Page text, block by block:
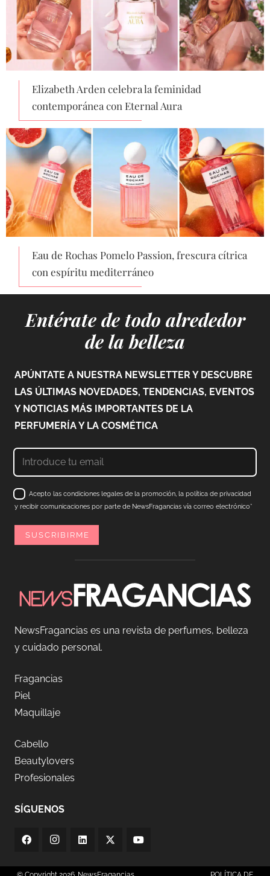
Elizabeth Arden celebra la feminidad
contemporánea con Eternal Aura
Eau de Rochas Pomelo Passion, frescura cítrica
con espíritu mediterráneo
Entérate de todo alrededor
de la belleza
APÚNTATE A NUESTRA NEWSLETTER Y DESCUBRE
LAS ÚLTIMAS NOVEDADES, TENDENCIAS, EVENTOS
Y NOTICIAS MÁS IMPORTANTES DE LA
PERFUMERÍA Y LA COSMÉTICA
Acepto las condiciones legales de la promoción, la política de privacidad
y recibir comunicaciones por parte de NewsFragancias vía correo electrónico*
NewsFragancias es una revista de perfumes, belleza
y cuidado personal.
Fragancias
Piel
Maquillaje
Cabello
Beautylovers
Profesionales
SÍGUENOS